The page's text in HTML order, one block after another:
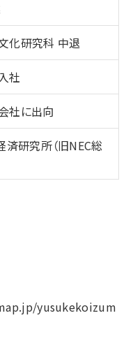
化研究科 中退
社
社に出向
研究所（旧NEC総
yusukekoizum